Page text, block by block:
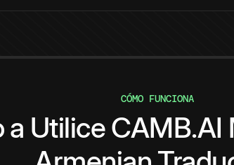
CÓMO FUNCIONA
a UtiliceCAMB.AI